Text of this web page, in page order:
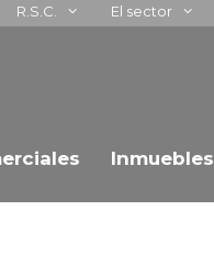
R.S.C. El sector
Inmuebles